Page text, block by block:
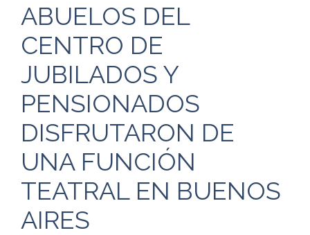
ABUELOS DEL
CENTRO DE
JUBILADOS Y
PENSIONADOS
DISFRUTARON DE
UNA FUNCIÓN
TEATRAL EN BUENOS
AIRES